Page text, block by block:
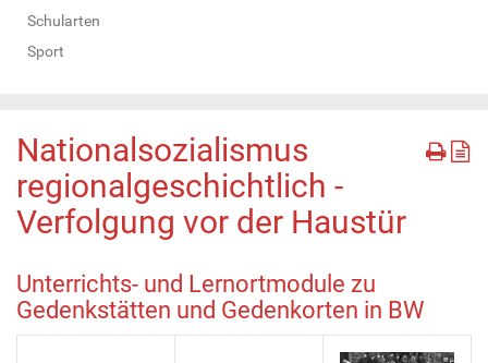
Schularten
Sport
Nationalsozialismus
regionalgeschichtlich -
Verfolgung vor der Haustür
Unterrichts- und Lernortmodule zu
Gedenkstätten und Gedenkorten in BW